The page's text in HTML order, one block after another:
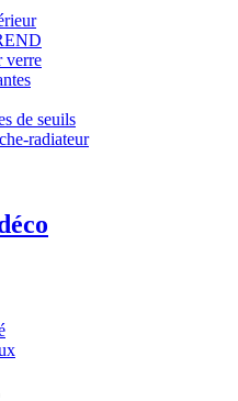
verre
de seuils
radiateur